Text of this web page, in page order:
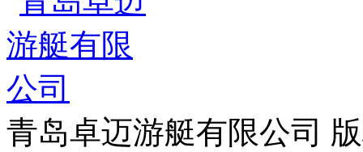
青岛卓迈游艇有限公司